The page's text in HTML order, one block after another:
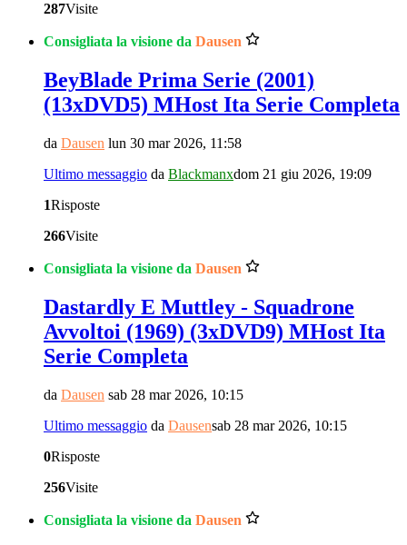
287Visite
Consigliata la visione da Dausen
BeyBlade Prima Serie (2001)
(13xDVD5) MHost Ita Serie Completa
da Dausen lun 30 mar 2026, 11:58
Ultimo messaggio da Blackmanxdom 21 giu 2026, 19:09
1Risposte
266Visite
Consigliata la visione da Dausen
Dastardly E Muttley - Squadrone
Avvoltoi (1969) (3xDVD9) MHost Ita
Serie Completa
da Dausen sab 28 mar 2026, 10:15
Ultimo messaggio da Dausensab 28 mar 2026, 10:15
0Risposte
256Visite
Consigliata la visione da Dausen